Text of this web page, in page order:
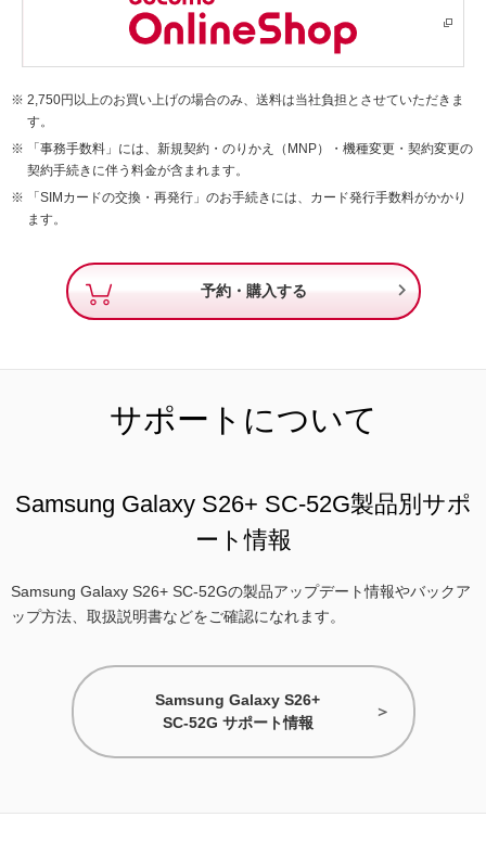
2,750円以上のお買い上げの場合のみ、送料は当社負担とさせていただきま
す。
「事務手数料」には、新規契約・のりかえ（MNP）・機種変更・契約変更の
契約手続きに伴う料金が含まれます。
「SIMカードの交換・再発行」のお手続きには、カード発行手数料がかかり
ます。
予約・購入する 
サポートについて
Samsung Galaxy S26+ SC-52G製品別サポ
ート情報
Samsung Galaxy S26+ SC-52Gの製品アップデート情報やバックア
ップ方法、取扱説明書などをご確認になれます。
Samsung Galaxy S26+
SC-52G サポート情報